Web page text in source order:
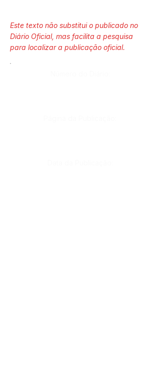
Este texto não substitui o publicado no
Diário Oficial, mas facilita a pesquisa
para localizar a publicação oficial.